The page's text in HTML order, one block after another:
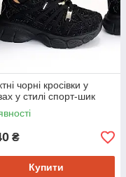
чорні кросівки у
у стилі спорт-шик
₴
Купити